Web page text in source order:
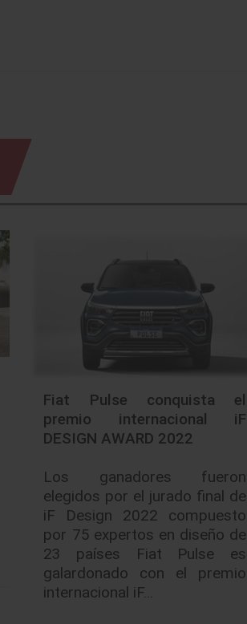
Fiat Pulse conquista el
premio internacional iF
DESIGN AWARD 2022
Los ganadores fueron
elegidos por el jurado final de
iF Design 2022 compuesto
por 75 expertos en diseño de
23 países Fiat Pulse es
galardonado con el premio
internacional iF…